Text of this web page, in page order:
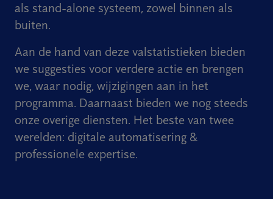
als stand-alone systeem, zowel binnen als
buiten.
Aan de hand van deze valstatistieken bieden
we suggesties voor verdere actie en brengen
we, waar nodig, wijzigingen aan in het
programma. Daarnaast bieden we nog steeds
onze overige diensten. Het beste van twee
werelden: digitale automatisering &
professionele expertise.